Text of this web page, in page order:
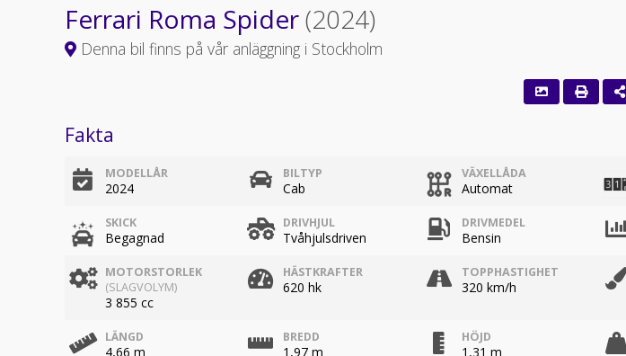
Ferrari Roma Spider(2024)
Denna bil finns på vår anläggning i Stockholm
Fakta
MODELLÅR
2024
BILTYP
Cab
VÄXELLÅDA
Automat
SKICK
Begagnad
DRIVHJUL
Tvåhjulsdriven
DRIVMEDEL
Bensin
MOTORSTORLEK
(SLAGVOLYM)
3 855 cc
HÄSTKRAFTER
620 hk
TOPPHASTIGHET
320 km/h
LÄNGD
4,66 m
BREDD
1,97 m
HÖJD
1,31 m